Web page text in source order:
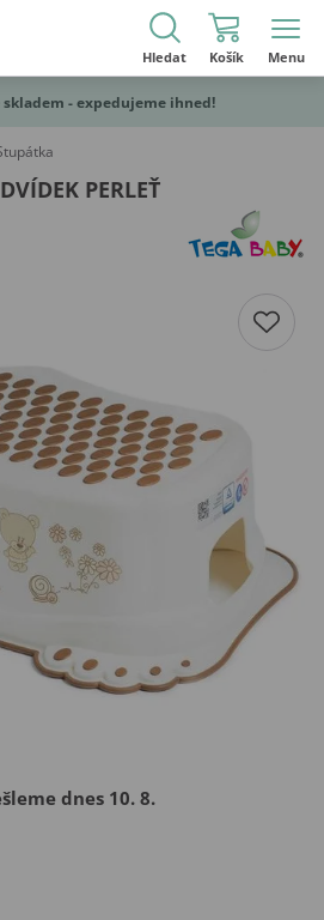
Hledat Košík Menu
skladem - expedujeme ihned!
PERLEŤ
dnes 10. 8.